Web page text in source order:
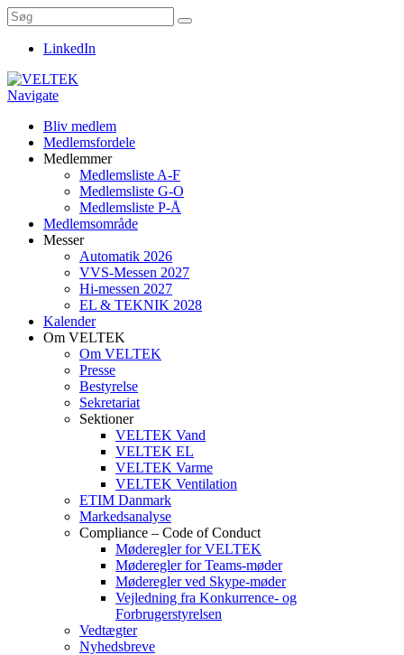
LinkedIn
Navigate
Bliv medlem
Medlemsfordele
Medlemmer
Medlemsliste A-F
Medlemsliste G-O
Medlemsliste P-Å
Medlemsområde
Messer
Automatik 2026
VVS-Messen 2027
Hi-messen 2027
EL & TEKNIK 2028
Kalender
Om VELTEK
Om VELTEK
Presse
Bestyrelse
Sekretariat
Sektioner
VELTEK Vand
VELTEK EL
VELTEK Varme
VELTEK Ventilation
ETIM Danmark
Markedsanalyse
Compliance – Code of Conduct
Møderegler for VELTEK
Møderegler for Teams-møder
Møderegler ved Skype-møder
Vejledning fra Konkurrence- og
Forbrugerstyrelsen
Vedtægter
Nyhedsbreve